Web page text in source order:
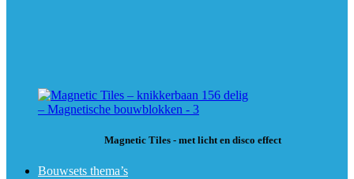
Magnetic Tiles - met licht en disco effect
Bouwsets thema’s